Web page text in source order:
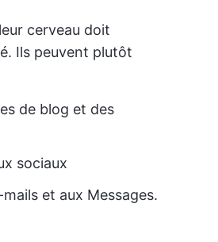
cerveau doit
Ils peuvent plutôt
de blog et des
sociaux
et aux Messages.